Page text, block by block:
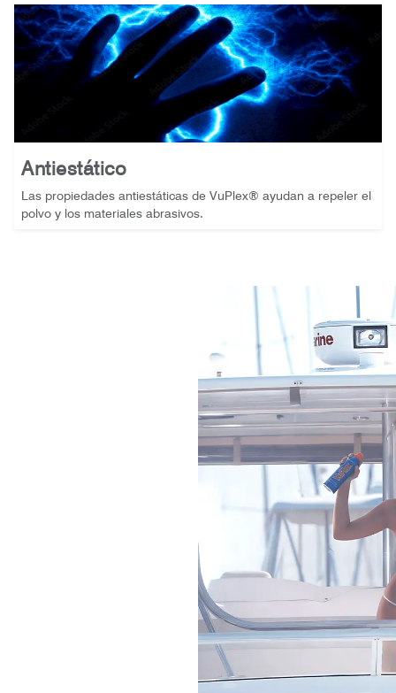
Antiestático
Las propiedades antiestáticas de VuPlex® ayudan a repeler el
polvo y los materiales abrasivos.